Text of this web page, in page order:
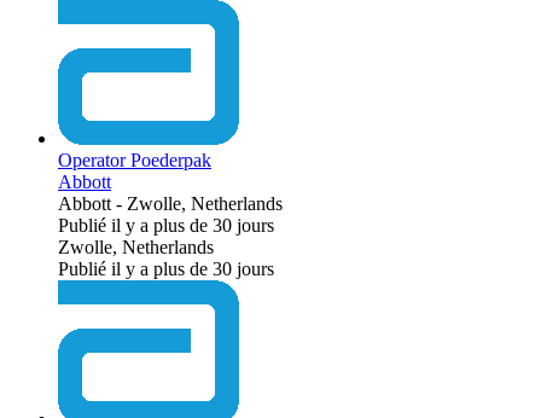
Operator Poederpak
Abbott
Abbott - Zwolle, Netherlands
Publié il y a plus de 30 jours
Zwolle, Netherlands
Publié il y a plus de 30 jours